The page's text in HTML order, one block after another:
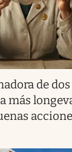
de
más